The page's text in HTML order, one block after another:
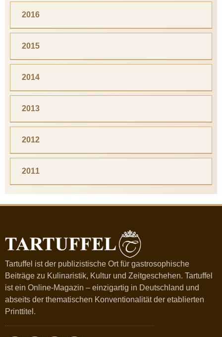
2016
2015
2014
2013
2012
2011
Tartuffel ist der publizistische Ort für gastrosophische
Beiträge zu Kulinaristik, Kultur und Zeitgeschehen. Tartuffel
ist ein Online-Magazin – einzigartig in Deutschland und
abseits der thematischen Konventionalität der etablierten
Printtitel.